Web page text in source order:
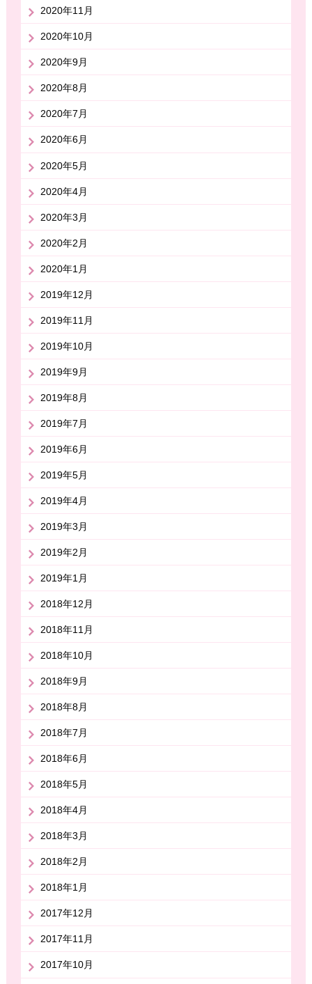
2020年11月
2020年10月
2020年9月
2020年8月
2020年7月
2020年6月
2020年5月
2020年4月
2020年3月
2020年2月
2020年1月
2019年12月
2019年11月
2019年10月
2019年9月
2019年8月
2019年7月
2019年6月
2019年5月
2019年4月
2019年3月
2019年2月
2019年1月
2018年12月
2018年11月
2018年10月
2018年9月
2018年8月
2018年7月
2018年6月
2018年5月
2018年4月
2018年3月
2018年2月
2018年1月
2017年12月
2017年11月
2017年10月